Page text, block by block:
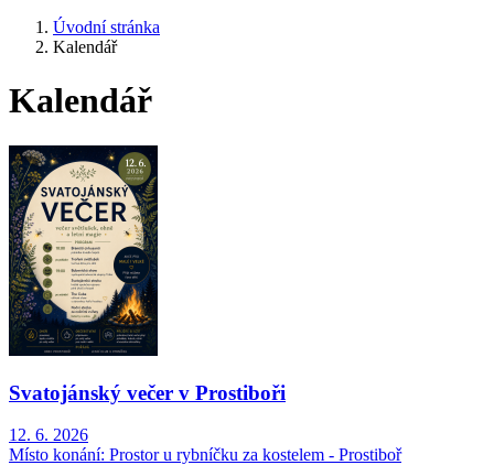
Úvodní stránka
Kalendář
Kalendář
Svatojánský večer v Prostiboři
12. 6. 2026
Místo konání: Prostor u rybníčku za kostelem - Prostiboř